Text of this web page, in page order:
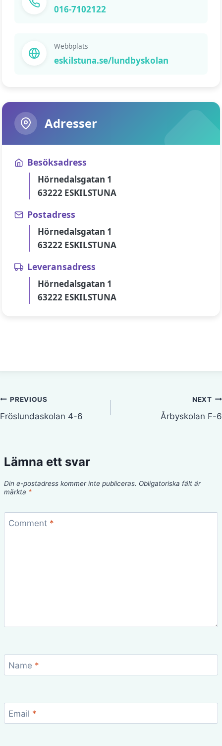
016-7102122
Webbplats
eskilstuna.se/lundbyskolan
Adresser
Besöksadress
Hörnedalsgatan 1
63222 ESKILSTUNA
Postadress
Hörnedalsgatan 1
63222 ESKILSTUNA
Leveransadress
Hörnedalsgatan 1
63222 ESKILSTUNA
Inläggsnavigering
PREVIOUS
Fröslundaskolan 4-6
NEXT
Årbyskolan F-6
Lämna ett svar
Din e-postadress kommer inte publiceras. Obligatoriska fält är
märkta *
Comment *
Name *
Email *